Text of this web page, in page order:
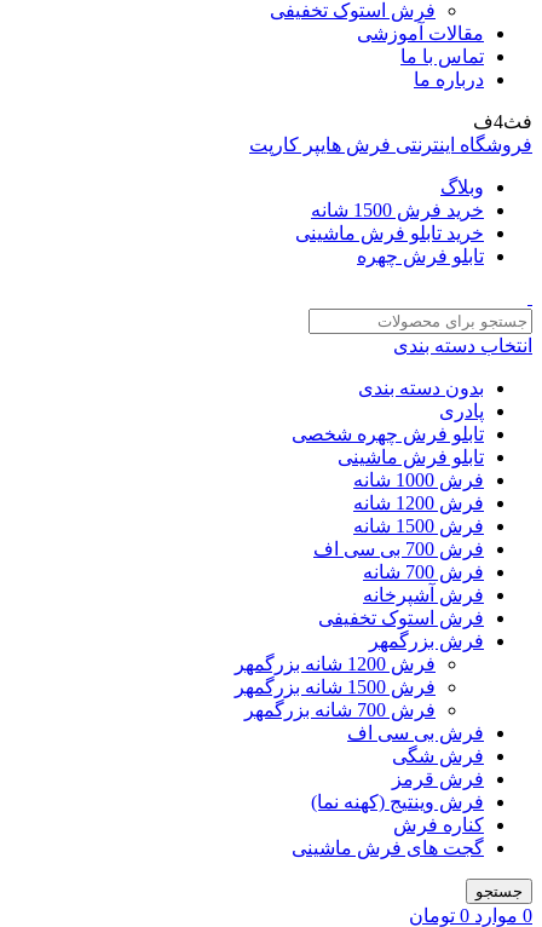
فرش استوک تخفیفی
مقالات آموزشی
تماس با ما
درباره ما
فث4ف
فروشگاه اینترنتی فرش هایپر کارپت
وبلاگ
خرید فرش 1500 شانه
خرید تابلو فرش ماشینی
تابلو فرش چهره
انتخاب دسته بندی
بدون دسته بندی
پادری
تابلو فرش چهره شخصی
تابلو فرش ماشینی
فرش 1000 شانه
فرش 1200 شانه
فرش 1500 شانه
فرش 700 بی سی اف
فرش 700 شانه
فرش آشپرخانه
فرش استوک تخفیفی
فرش بزرگمهر
فرش 1200 شانه بزرگمهر
فرش 1500 شانه بزرگمهر
فرش 700 شانه بزرگمهر
فرش بی سی اف
فرش شگی
فرش قرمز
فرش وینتیج (کهنه نما)
کناره فرش
گجت های فرش ماشینی
جستجو
0 موارد 0 تومان